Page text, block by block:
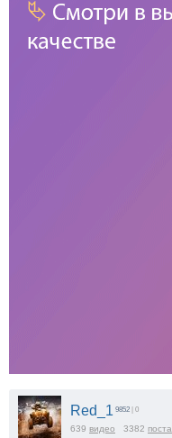
Red_1 9852 | 0
639 видео 3382 поста